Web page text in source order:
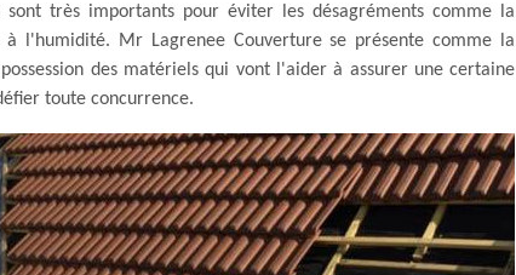
très importants pour éviter les désagréments comme la
l'humidité. Mr Lagrenee Couverture se présente comme la
des matériels qui vont l'aider à assurer une certaine
toute concurrence.